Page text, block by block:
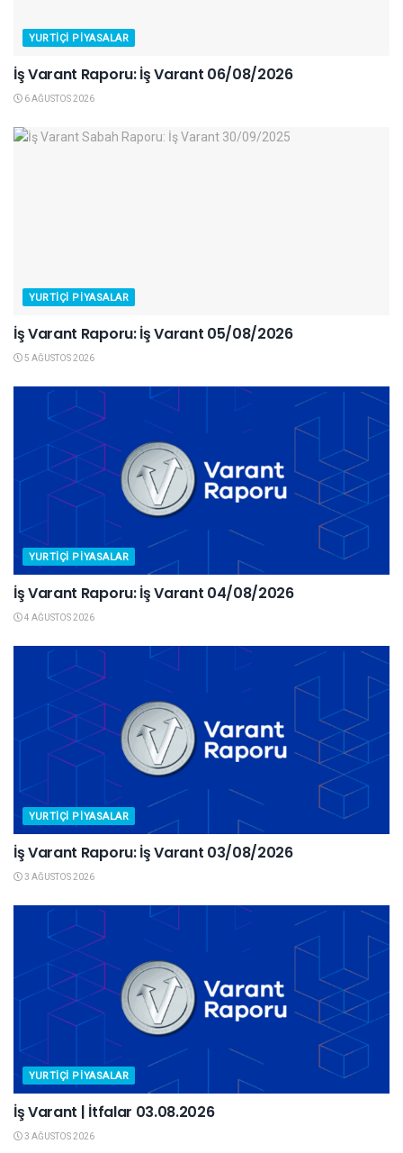
YURTIÇI PIYASALAR
İş Varant Raporu: İş Varant 06/08/2026
6 AĞUSTOS 2026
YURTIÇI PIYASALAR
İş Varant Raporu: İş Varant 05/08/2026
5 AĞUSTOS 2026
YURTIÇI PIYASALAR
İş Varant Raporu: İş Varant 04/08/2026
4 AĞUSTOS 2026
YURTIÇI PIYASALAR
İş Varant Raporu: İş Varant 03/08/2026
3 AĞUSTOS 2026
YURTIÇI PIYASALAR
İş Varant | İtfalar 03.08.2026
3 AĞUSTOS 2026